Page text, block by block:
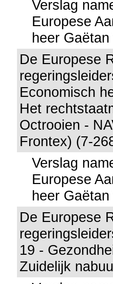
Verslag
Europese
heer
De Europese
Economisch
Het
Octrooien -
Frontex) (7-
Verslag
Europese
heer
De Europese
19 -
Zuidelijk